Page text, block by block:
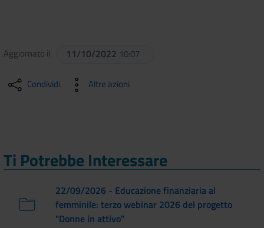
Aggiornato il 11/10/2022 10:07
Condividi Altre azioni
Ti Potrebbe Interessare
22/09/2026 - Educazione finanziaria al
femminile: terzo webinar 2026 del progetto
"Donne in attivo"